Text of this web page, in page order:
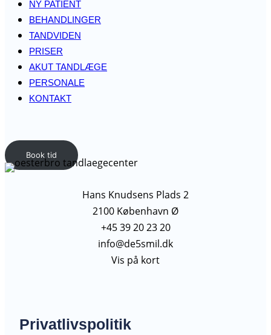
NY PATIENT
BEHANDLINGER
TANDVIDEN
PRISER
AKUT TANDLÆGE
PERSONALE
KONTAKT
Book tid
Hans Knudsens Plads 2
2100 København Ø
+45 39 20 23 20
info@de5smil.dk
Vis på kort
Privatlivspolitik